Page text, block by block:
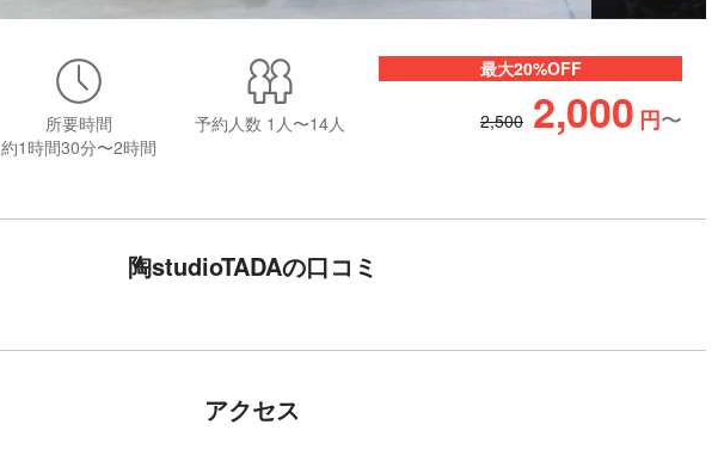
所要時間
約1時間30分〜2時間
予約人数 1人〜14人
最大20%OFF
2,500 2,000 円〜
陶studioTADAの口コミ
アクセス